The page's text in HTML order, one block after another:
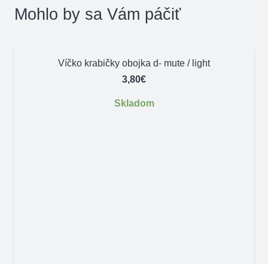
Mohlo by sa Vám páčiť
Víčko krabičky obojka d- mute / light
3,80€
Skladom